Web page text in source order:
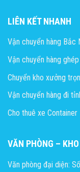
LIÊN KẾT NHANH
Vận chuyển hàng Bắc
Vận chuyển hàng ghép
Chuyển kho xưởng
Vận chuyển hàng đi
Cho thuê xe Container
VĂN PHÒNG –
Văn phòng đại diện: